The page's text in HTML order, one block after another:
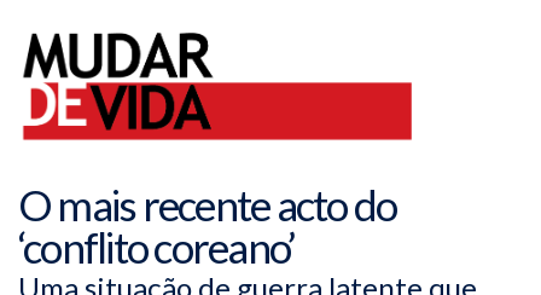
O mais recente acto do
‘conflito coreano’
Uma situação de guerra latente que